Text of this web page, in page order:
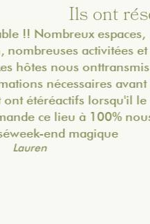
Ils ont
espaces,
activitées et
nous onttransmis
nécessaires avant
lorsqu'il le
ce lieu à 100% nous
end magique